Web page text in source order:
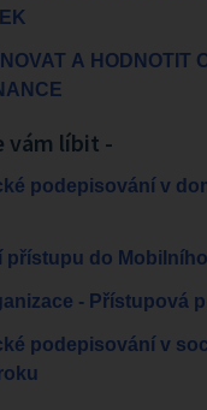
A HODNOTIT
vám líbit -
podepisování v
přístupu do
- Přístupová
podepisování v